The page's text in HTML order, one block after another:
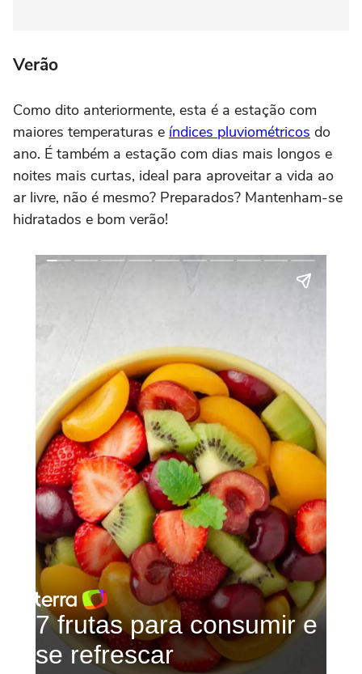
Verão
Como dito anteriormente, esta é a estação com
maiores temperaturas e índices pluviométricos do
ano. É também a estação com dias mais longos e
noites mais curtas, ideal para aproveitar a vida ao
ar livre, não é mesmo? Preparados? Mantenham-se
hidratados e bom verão!